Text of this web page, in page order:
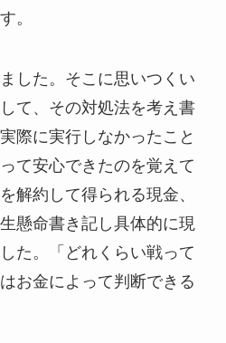
。
した。そこに思いつくい
て、その対処法を考え書
際に実行しなかったこと
て安心できたのを覚えて
解約して得られる現金、
懸命書き記し具体的に現
た。「どれくらい戦って
お金によって判断できる